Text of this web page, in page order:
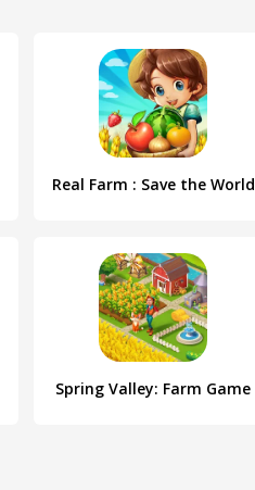
Real Farm : Save the World
Spring Valley: Farm Game